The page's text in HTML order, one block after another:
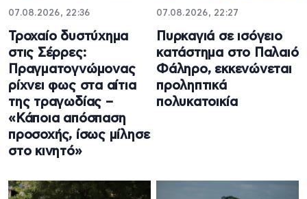
07.08.2026, 22:36
Τροχαίο δυστύχημα
στις Σέρρες:
Πραγματογνώμονας
ρίχνει φως στα αίτια
της τραγωδίας –
«Κάποια απόσπαση
προσοχής, ίσως μίλησε
στο κινητό»
07.08.2026, 22:27
Πυρκαγιά σε ισόγειο
κατάστημα στο Παλαιό
Φάληρο, εκκενώνεται
προληπτικά
πολυκατοικία